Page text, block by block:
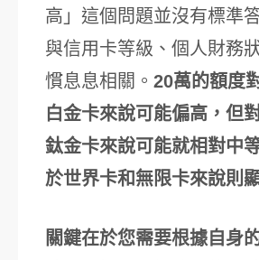
高」這個問題並沒有標準
與信用卡等級、個人財務
慣息息相關。 20萬的額度
白金卡來說可能偏高，但
鈦金卡來說可能就相對中
於世界卡和無限卡來說則
關鍵在於您需要根據自身